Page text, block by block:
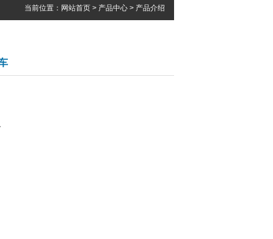
当前位置： 网站首页 > 产品中心 > 产品介绍